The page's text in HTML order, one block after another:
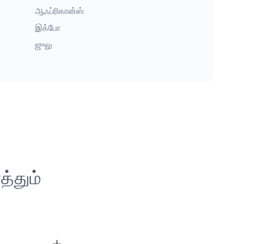
ஆஃப்ரிகான்ஸ்
இக்போ
ஜுலு